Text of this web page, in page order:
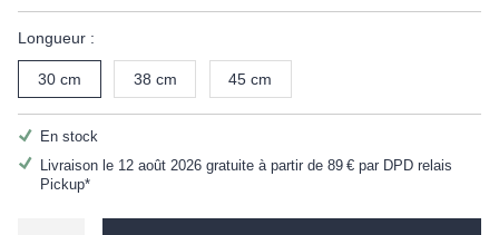
Longueur :
30 cm 38 cm 45 cm
En stock
Livraison le 12 août 2026 gratuite à partir de 89 €par DPD relais
Pickup*